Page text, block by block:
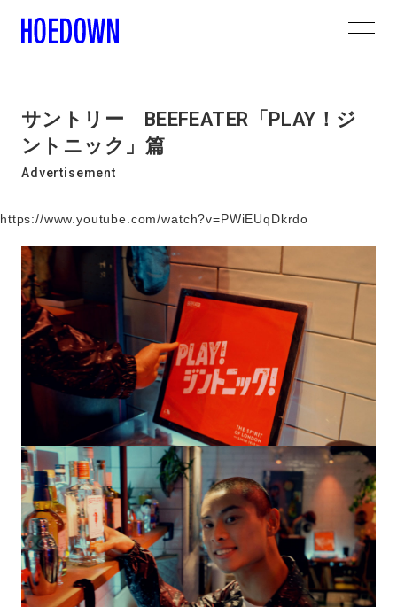
サントリー BEEFEATER「PLAY！ジ
ントニック」篇
Advertisement
https://www.youtube.com/watch?v=PWiEUqDkrdo